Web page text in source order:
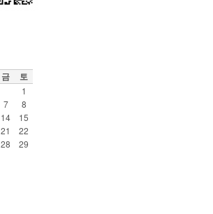
금 토
1
7
8
14
15
21
22
28
29